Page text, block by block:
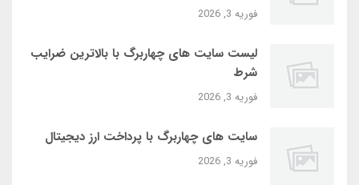
فوریه 3, 2026
لیست سایت‌ های چهاربرگ با بالاترین ضرایب
شرط
فوریه 3, 2026
سایت‌ های چهاربرگ با پرداخت ارز دیجیتال
فوریه 3, 2026